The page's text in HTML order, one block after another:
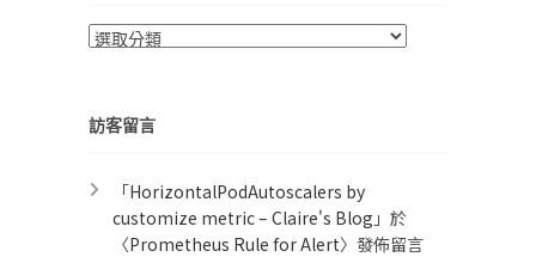
分
訪客留言
「HorizontalPodAutoscalers by
customize metric – Claire's Blog 」於
〈Prometheus Rule for Alert​〉發佈留言